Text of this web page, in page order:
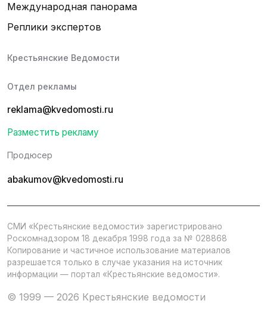
Международная панорама
Реплики экспертов
Крестьянские Ведомости
Отдел рекламы
reklama@kvedomosti.ru
Разместить рекламу
Продюсер
abakumov@kvedomosti.ru
СМИ «Крестьянские ведомости» зарегистрировано
Роскомнадзором 18 декабря 1998 года за № 028868
Копирование и частичное использование материалов
разрешается только в случае указания на источник
информации — портал «Крестьянские ведомости».
© 1999 — 2026 Крестьянские ведомости